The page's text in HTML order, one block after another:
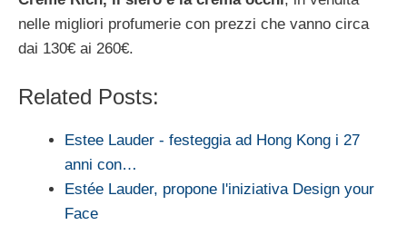
nelle migliori profumerie con prezzi che vanno circa
dai 130€ ai 260€.
Related Posts:
Estee Lauder - festeggia ad Hong Kong i 27
anni con…
Estée Lauder, propone l'iniziativa Design your
Face